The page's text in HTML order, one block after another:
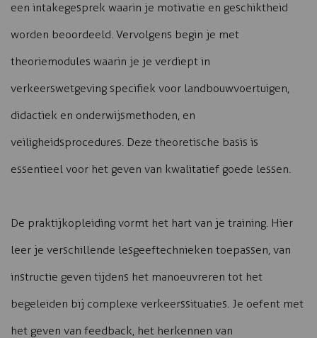
een intakegesprek waarin je motivatie en geschiktheid
worden beoordeeld. Vervolgens begin je met
theoriemodules waarin je je verdiept in
verkeerswetgeving specifiek voor landbouwvoertuigen,
didactiek en onderwijsmethoden, en
veiligheidsprocedures. Deze theoretische basis is
essentieel voor het geven van kwalitatief goede lessen.
De praktijkopleiding vormt het hart van je training. Hier
leer je verschillende lesgeeftechnieken toepassen, van
instructie geven tijdens het manoeuvreren tot het
begeleiden bij complexe verkeerssituaties. Je oefent met
het geven van feedback, het herkennen van